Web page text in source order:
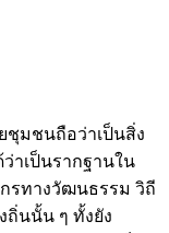
มชนถือว่าเป็นสิ่ง
าเป็นรากฐานใน
รทางวัฒนธรรม วิถี
นนั้น ๆ ทั้งยัง